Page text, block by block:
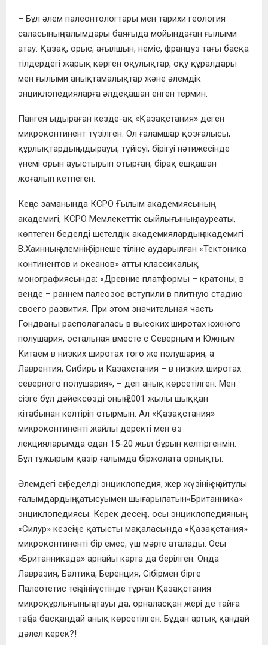
– Бұл әлем палеонтологтары мен тарихи геология
саласының ғалымдары баяғыда мойындаған ғылыми
атау. Қазақ, орыс, ағылшын, неміс, француз тағы басқа
тілдердегі жарық көрген оқулықтар, оқу құралдары
мен ғылыми анықтамалықтар және әлемдік
энциклопедияларға әлдеқашан енген термин.
Пангея ыдыраған кезде-ақ «Қазақстания» деген
микроконтинент түзілген. Ол ғаламшар қозғалысы,
құрлықтардың ыдырауы, түйісуі, бірігуі нәтижесінде
үнемі орын ауыстырып отырған, бірақ ешқашан
жоғалып кетпеген.
Кеңес заманында КСРО Ғылым академиясының
академигі, КСРО Мемлекеттік сыйлығының лауреаты,
көптеген беделді шетелдік академиялардың академигі
В.Хаинның әлемнің бірнеше тіліне аударылған «Тектоника
континентов и океанов» атты классикалық
монографиясында: «Древние платформы – кратоны, в
венде – раннем палеозое вступили в плитную стадию
своего развития. При этом значительная часть
Гондваны располагалась в высоких широтах южного
полушария, остальная вместе с Северным и Южным
Китаем в низких широтах того же полушария, а
Лаврентия, Сибирь и Казахстания – в низких широтах
северного полушария», – деп анық көрсетілген. Мен
сізге бұл дәйексөзді оның 2001 жылы шыққан
кітабынан келтіріп отырмын. Ал «Қазақстания»
микроконтиненті жайлы деректі мен өз
лекцияларымда одан 15-20 жыл бұрын келтіргенмін.
Бұл тұжырым қазір ғалымда біржолата орнықты.
Әлемдегі ең беделді энциклопедия, жер жүзінің ең айтулы
ғалымдардың қатысуымен шығарылатын«Британника»
энциклопедиясы. Керек десеңіз, осы энциклопедияның
«Силур» кезеңіне қатысты мақаласында «Қазақстания»
микроконтиненті бір емес, үш мәрте аталады. Осы
«Британникада» арнайы карта да берілген. Онда
Лавразия, Балтика, Беренция, Сібірмен бірге
Палеотетис теңізінің үстінде тұрған Қазақстания
микроқұрлығыныңатауы да, орналасқан жері де тайға
таңба басқандай анық көрсетілген. Бұдан артық қандай
дәлел керек?!